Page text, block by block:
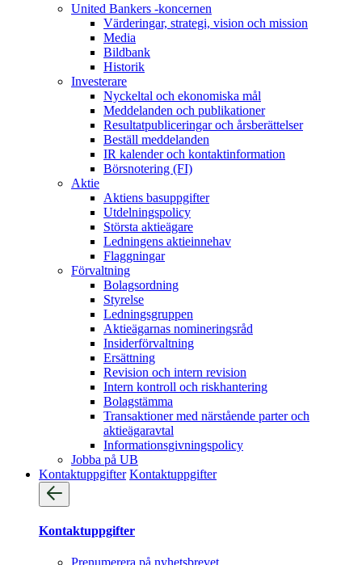
United Bankers -koncernen
Värderingar, strategi, vision och mission
Media
Bildbank
Historik
Investerare
Nyckeltal och ekonomiska mål
Meddelanden och publikationer
Resultatpubliceringar och årsberättelser
Beställ meddelanden
IR kalender och kontaktinformation
Börsnotering (FI)
Aktie
Aktiens basuppgifter
Utdelningspolicy
Största aktieägare
Ledningens aktieinnehav
Flaggningar
Förvaltning
Bolagsordning
Styrelse
Ledningsgruppen
Aktieägarnas nomineringsråd
Insiderförvaltning
Ersättning
Revision och intern revision
Intern kontroll och riskhantering
Bolagstämma
Transaktioner med närstående parter och
aktieägaravtal
Informationsgivningspolicy
Jobba på UB
Kontaktuppgifter Kontaktuppgifter
Kontaktuppgifter